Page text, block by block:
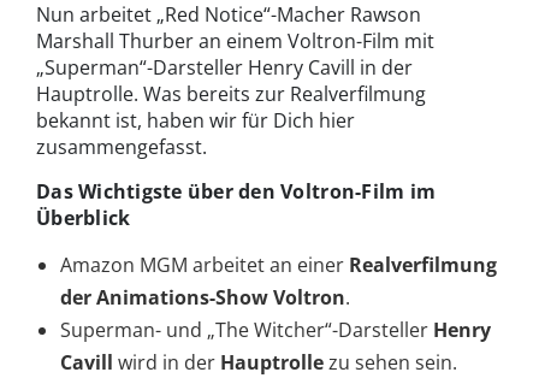
Nun arbeitet „Red Notice“-Macher Rawson
Marshall Thurber an einem Voltron-Film mit
„Superman“-Darsteller Henry Cavill in der
Hauptrolle. Was bereits zur Realverfilmung
bekannt ist, haben wir für Dich hier
zusammengefasst.
Das Wichtigste über den Voltron-Film im
Überblick
Amazon MGM arbeitet an einer Realverfilmung
der Animations-Show Voltron.
Superman- und „The Witcher“-Darsteller Henry
Cavill wird in der Hauptrollezu sehen sein.